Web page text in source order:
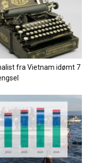
fra Vietnam idømt 7